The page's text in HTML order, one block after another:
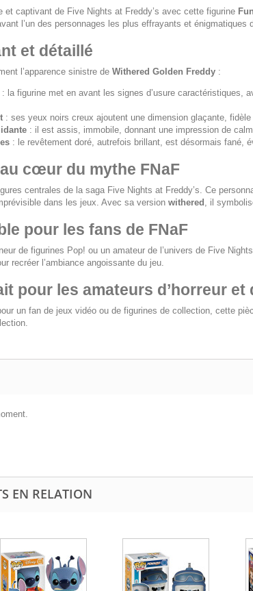
et captivant de Five Nights at Freddy’s avec cette figurine
l’un des personnages les plus effrayants et
et détaillé
l’apparence sinistre de Withered Golden Freddy :
: la figurine met en avant les signes d’usure caractéristiques,
: ses yeux noirs creux ajoutent une dimension glaçante,
: il est assis, immobile, donnant une impression de
: le revêtement doré, autrefois brillant, est désormais fané,
cœur du mythe FNaF
centrales de la saga Five Nights at Freddy’s. Ce
dans les jeux. Avec sa version withered , il
pour les fans de FNaF
de figurines Pop! ou un amateur de l’univers de Five
recréer l’ambiance angoissante du jeu.
pour les amateurs d’horreur et
un fan de jeux vidéo ou de figurines de collection, cette
EN RELATION